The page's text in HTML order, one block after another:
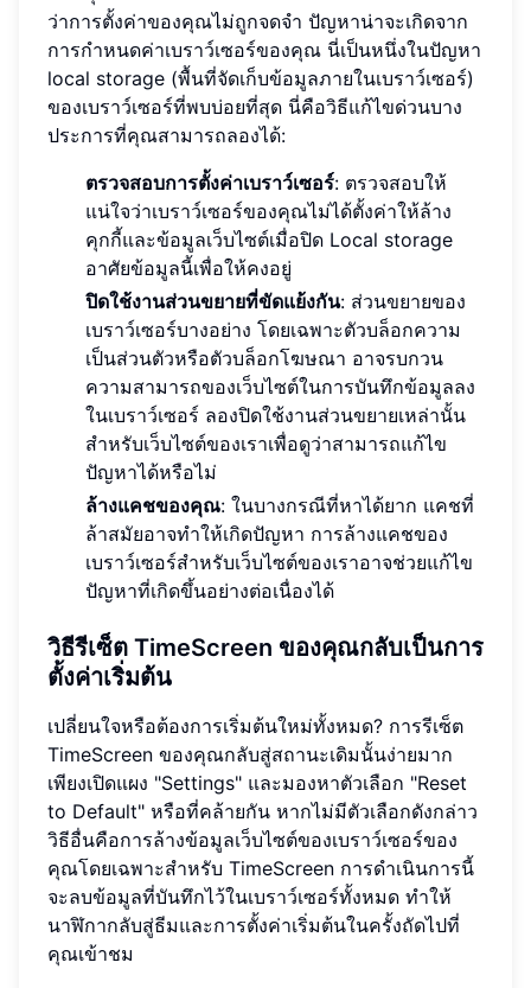
ว่าการตั้งค่าของคุณไม่ถูกจดจำ ปัญหาน่าจะเกิดจาก
การกำหนดค่าเบราว์เซอร์ของคุณ นี่เป็นหนึ่งในปัญหา
local storage (พื้นที่จัดเก็บข้อมูลภายในเบราว์เซอร์)
ของเบราว์เซอร์ที่พบบ่อยที่สุด นี่คือวิธีแก้ไขด่วนบาง
ประการที่คุณสามารถลองได้:
ตรวจสอบการตั้งค่าเบราว์เซอร์: ตรวจสอบให้
แน่ใจว่าเบราว์เซอร์ของคุณไม่ได้ตั้งค่าให้ล้าง
คุกกี้และข้อมูลเว็บไซต์เมื่อปิด Local storage
อาศัยข้อมูลนี้เพื่อให้คงอยู่
ปิดใช้งานส่วนขยายที่ขัดแย้งกัน: ส่วนขยายของ
เบราว์เซอร์บางอย่าง โดยเฉพาะตัวบล็อกความ
เป็นส่วนตัวหรือตัวบล็อกโฆษณา อาจรบกวน
ความสามารถของเว็บไซต์ในการบันทึกข้อมูลลง
ในเบราว์เซอร์ ลองปิดใช้งานส่วนขยายเหล่านั้น
สำหรับเว็บไซต์ของเราเพื่อดูว่าสามารถแก้ไข
ปัญหาได้หรือไม่
ล้างแคชของคุณ: ในบางกรณีที่หาได้ยาก แคชที่
ล้าสมัยอาจทำให้เกิดปัญหา การล้างแคชของ
เบราว์เซอร์สำหรับเว็บไซต์ของเราอาจช่วยแก้ไข
ปัญหาที่เกิดขึ้นอย่างต่อเนื่องได้
วิธีรีเซ็ต TimeScreen ของคุณกลับเป็นการ
ตั้งค่าเริ่มต้น
เปลี่ยนใจหรือต้องการเริ่มต้นใหม่ทั้งหมด? การรีเซ็ต
TimeScreen ของคุณกลับสู่สถานะเดิมนั้นง่ายมาก
เพียงเปิดแผง "Settings" และมองหาตัวเลือก "Reset
to Default" หรือที่คล้ายกัน หากไม่มีตัวเลือกดังกล่าว
วิธีอื่นคือการล้างข้อมูลเว็บไซต์ของเบราว์เซอร์ของ
คุณโดยเฉพาะสำหรับ TimeScreen การดำเนินการนี้
จะลบข้อมูลที่บันทึกไว้ในเบราว์เซอร์ทั้งหมด ทำให้
นาฬิกากลับสู่ธีมและการตั้งค่าเริ่มต้นในครั้งถัดไปที่
คุณเข้าชม